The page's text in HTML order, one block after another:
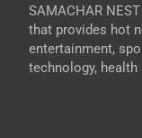
SAMACHAR
that provides hot
entertainment,
technology,